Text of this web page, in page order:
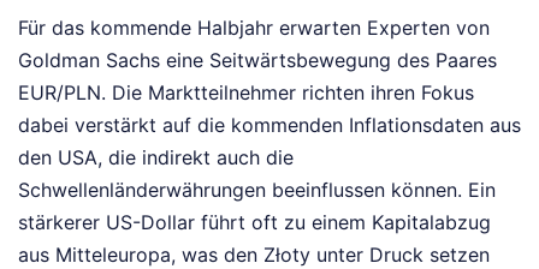
Für das kommende Halbjahr erwarten Experten von
Goldman Sachs eine Seitwärtsbewegung des Paares
EUR/PLN. Die Marktteilnehmer richten ihren Fokus
dabei verstärkt auf die kommenden Inflationsdaten aus
den USA, die indirekt auch die
Schwellenländerwährungen beeinflussen können. Ein
stärkerer US-Dollar führt oft zu einem Kapitalabzug
aus Mitteleuropa, was den Złoty unter Druck setzen